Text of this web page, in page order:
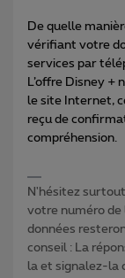
De quelle
vérifiant votre
services par
L’offre Disney +
le site Internet,
reçu de
compréhension.
N'hésitez
votre numéro de
données
conseil : La
la et signalez-la